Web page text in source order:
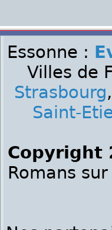
Essonne :
Villes de
Strasbourg,
Saint-
Copyright
Romans